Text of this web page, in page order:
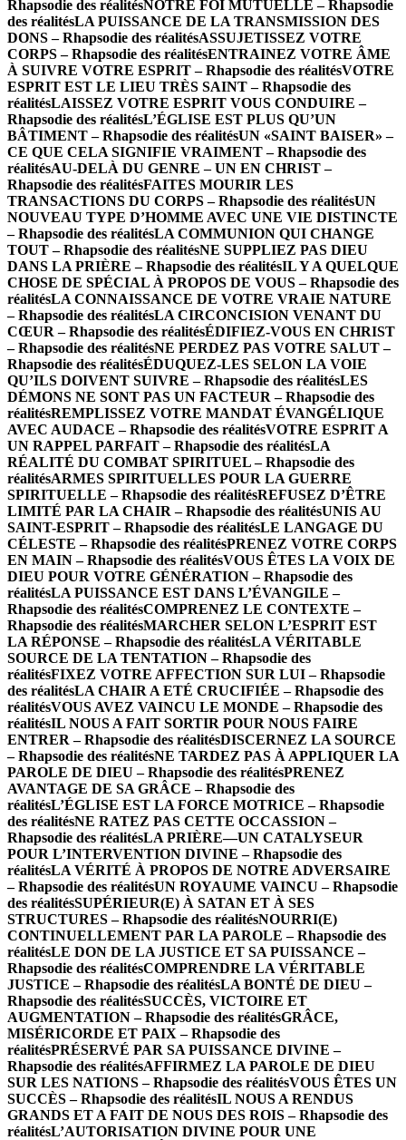
Rhapsodie des réalitésNOTRE FOI MUTUELLE – Rhapsodie
des réalitésLA PUISSANCE DE LA TRANSMISSION DES
DONS – Rhapsodie des réalitésASSUJETISSEZ VOTRE
CORPS – Rhapsodie des réalitésENTRAINEZ VOTRE ÂME
À SUIVRE VOTRE ESPRIT – Rhapsodie des réalitésVOTRE
ESPRIT EST LE LIEU TRÈS SAINT – Rhapsodie des
réalitésLAISSEZ VOTRE ESPRIT VOUS CONDUIRE –
Rhapsodie des réalitésL’ÉGLISE EST PLUS QU’UN
BÂTIMENT – Rhapsodie des réalitésUN «SAINT BAISER» –
CE QUE CELA SIGNIFIE VRAIMENT – Rhapsodie des
réalitésAU-DELÀ DU GENRE – UN EN CHRIST –
Rhapsodie des réalitésFAITES MOURIR LES
TRANSACTIONS DU CORPS – Rhapsodie des réalitésUN
NOUVEAU TYPE D’HOMME AVEC UNE VIE DISTINCTE
– Rhapsodie des réalitésLA COMMUNION QUI CHANGE
TOUT – Rhapsodie des réalitésNE SUPPLIEZ PAS DIEU
DANS LA PRIÈRE – Rhapsodie des réalitésIL Y A QUELQUE
CHOSE DE SPÉCIAL À PROPOS DE VOUS – Rhapsodie des
réalitésLA CONNAISSANCE DE VOTRE VRAIE NATURE
– Rhapsodie des réalitésLA CIRCONCISION VENANT DU
CŒUR – Rhapsodie des réalitésÉDIFIEZ-VOUS EN CHRIST
– Rhapsodie des réalitésNE PERDEZ PAS VOTRE SALUT –
Rhapsodie des réalitésÉDUQUEZ-LES SELON LA VOIE
QU’ILS DOIVENT SUIVRE – Rhapsodie des réalitésLES
DÉMONS NE SONT PAS UN FACTEUR – Rhapsodie des
réalitésREMPLISSEZ VOTRE MANDAT ÉVANGÉLIQUE
AVEC AUDACE – Rhapsodie des réalitésVOTRE ESPRIT A
UN RAPPEL PARFAIT – Rhapsodie des réalitésLA
RÉALITÉ DU COMBAT SPIRITUEL – Rhapsodie des
réalitésARMES SPIRITUELLES POUR LA GUERRE
SPIRITUELLE – Rhapsodie des réalitésREFUSEZ D’ÊTRE
LIMITÉ PAR LA CHAIR – Rhapsodie des réalitésUNIS AU
SAINT-ESPRIT – Rhapsodie des réalitésLE LANGAGE DU
CÉLESTE – Rhapsodie des réalitésPRENEZ VOTRE CORPS
EN MAIN – Rhapsodie des réalitésVOUS ÊTES LA VOIX DE
DIEU POUR VOTRE GÉNÉRATION – Rhapsodie des
réalitésLA PUISSANCE EST DANS L’ÉVANGILE –
Rhapsodie des réalitésCOMPRENEZ LE CONTEXTE –
Rhapsodie des réalitésMARCHER SELON L’ESPRIT EST
LA RÉPONSE – Rhapsodie des réalitésLA VÉRITABLE
SOURCE DE LA TENTATION – Rhapsodie des
réalitésFIXEZ VOTRE AFFECTION SUR LUI – Rhapsodie
des réalitésLA CHAIR A ETÉ CRUCIFIÉE – Rhapsodie des
réalitésVOUS AVEZ VAINCU LE MONDE – Rhapsodie des
réalitésIL NOUS A FAIT SORTIR POUR NOUS FAIRE
ENTRER – Rhapsodie des réalitésDISCERNEZ LA SOURCE
– Rhapsodie des réalitésNE TARDEZ PAS À APPLIQUER LA
PAROLE DE DIEU – Rhapsodie des réalitésPRENEZ
AVANTAGE DE SA GRÂCE – Rhapsodie des
réalitésL’ÉGLISE EST LA FORCE MOTRICE – Rhapsodie
des réalitésNE RATEZ PAS CETTE OCCASSION –
Rhapsodie des réalitésLA PRIÈRE—UN CATALYSEUR
POUR L’INTERVENTION DIVINE – Rhapsodie des
réalitésLA VÉRITÉ À PROPOS DE NOTRE ADVERSAIRE
– Rhapsodie des réalitésUN ROYAUME VAINCU – Rhapsodie
des réalitésSUPÉRIEUR(E) À SATAN ET À SES
STRUCTURES – Rhapsodie des réalitésNOURRI(E)
CONTINUELLEMENT PAR LA PAROLE – Rhapsodie des
réalitésLE DON DE LA JUSTICE ET SA PUISSANCE –
Rhapsodie des réalitésCOMPRENDRE LA VÉRITABLE
JUSTICE – Rhapsodie des réalitésLA BONTÉ DE DIEU –
Rhapsodie des réalitésSUCCÈS, VICTOIRE ET
AUGMENTATION – Rhapsodie des réalitésGRÂCE,
MISÉRICORDE ET PAIX – Rhapsodie des
réalitésPRÉSERVÉ PAR SA PUISSANCE DIVINE –
Rhapsodie des réalitésAFFIRMEZ LA PAROLE DE DIEU
SUR LES NATIONS – Rhapsodie des réalitésVOUS ÊTES UN
SUCCÈS – Rhapsodie des réalitésIL NOUS A RENDUS
GRANDS ET A FAIT DE NOUS DES ROIS – Rhapsodie des
réalitésL’AUTORISATION DIVINE POUR UNE